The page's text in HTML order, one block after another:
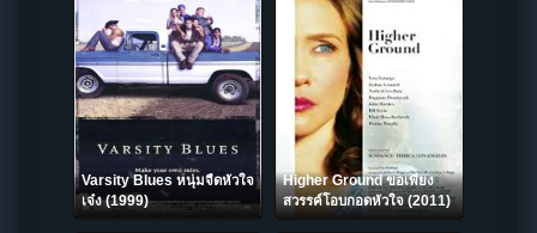
Varsity Blues หนุ่มจืดหัวใจ
เจ๋ง (1999)
Higher Ground ขอเพียง
สวรรค์โอบกอดหัวใจ (2011)